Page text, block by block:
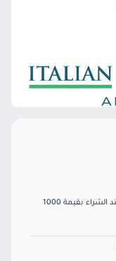
استمتع بالتقسيط بدون فوائد 0٪ لمدة 6 أشهر عند الشراء بقيمة 1000